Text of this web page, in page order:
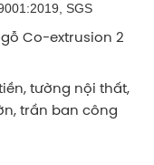
SGS
Co-extrusion 2
tường nội thất,
trần ban công